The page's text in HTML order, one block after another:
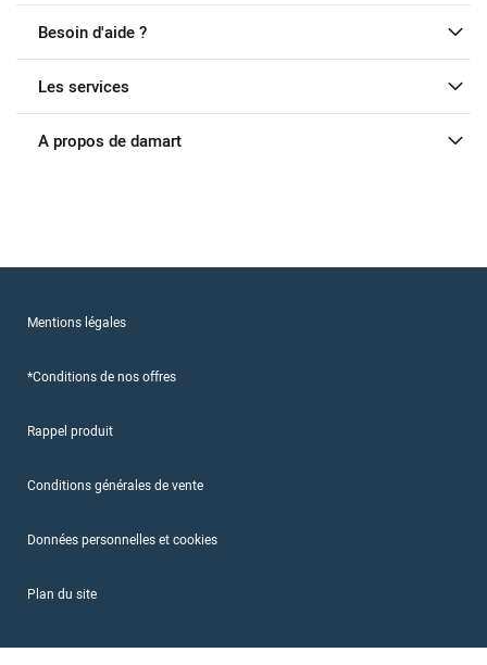
Besoin d'aide ?
Les services
A propos de damart
Mentions légales
*Conditions de nos offres
Rappel produit
Conditions générales de vente
Données personnelles et cookies
Plan du site